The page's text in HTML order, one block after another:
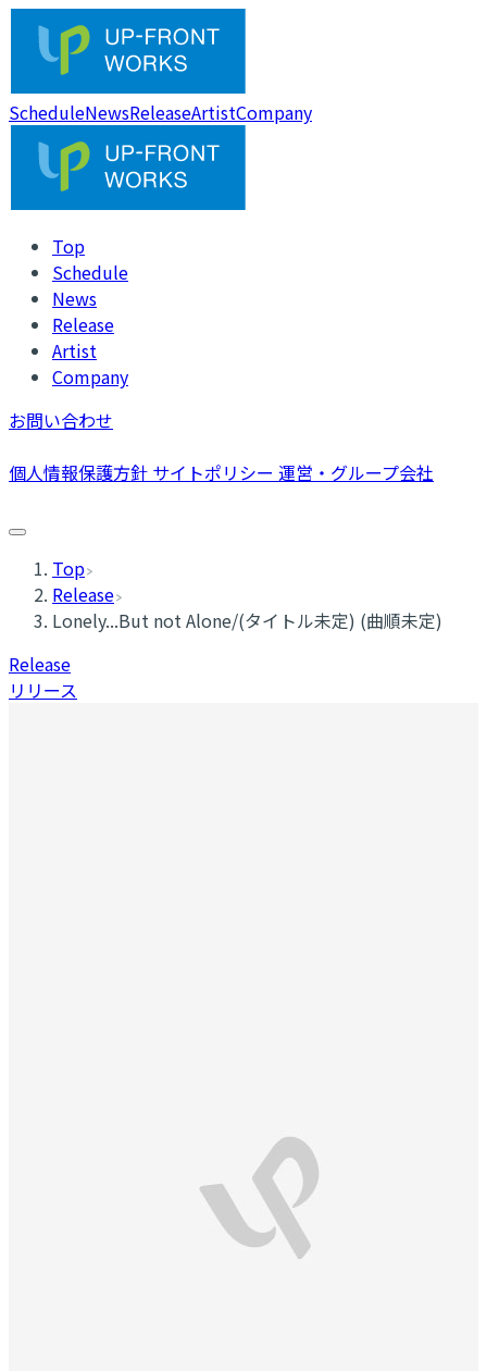
ScheduleNewsReleaseArtistCompany
Top
Schedule
News
Release
Artist
Company
お問い合わせ
個人情報保護方針 サイトポリシー 運営・グループ会社
Top
Release
Lonely...But not Alone/(タイトル未定) (曲順未定)
Release
リリース